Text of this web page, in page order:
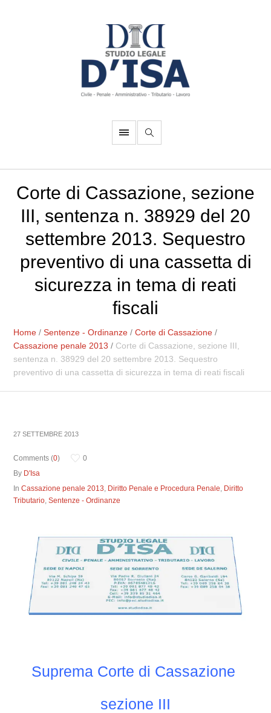
Corte di Cassazione, sezione
III, sentenza n. 38929 del 20
settembre 2013. Sequestro
preventivo di una cassetta di
sicurezza in tema di reati
fiscali
Home /Sentenze - Ordinanze /Corte di Cassazione /
Cassazione penale 2013 / Corte di Cassazione, sezione III,
sentenza n. 38929 del 20 settembre 2013. Sequestro
preventivo di una cassetta di sicurezza in tema di reati fiscali
27 SETTEMBRE 2013
Comments (0)
0
By D'Isa
InCassazione penale 2013, Diritto Penale e Procedura Penale, Diritto
Tributario,Sentenze - Ordinanze
Suprema Corte di Cassazione
sezione III